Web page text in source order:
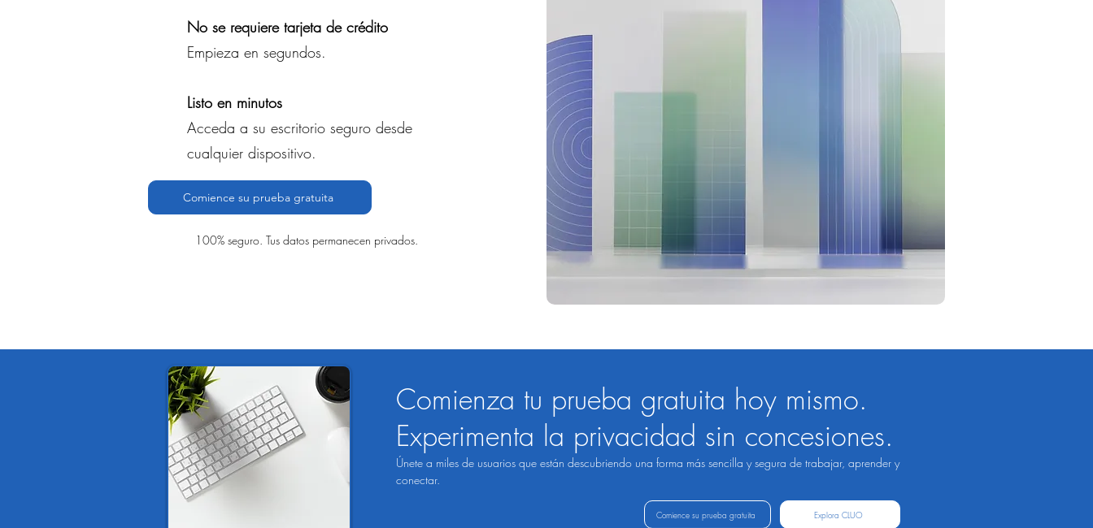
No se requiere tarjeta de crédito
Empieza en segundos.
Listo en minutos
Acceda a su escritorio seguro desde
cualquier dispositivo.
Comience su prueba gratuita
100% seguro. Tus datos permanecen privados.
Comienza tu prueba gratuita hoy mismo.
Experimenta la privacidad sin concesiones.
Únete a miles de usuarios que están descubriendo una forma más sencilla y segura de trabajar, aprender y
conectar.
Comience su prueba gratuita Explora CLUO